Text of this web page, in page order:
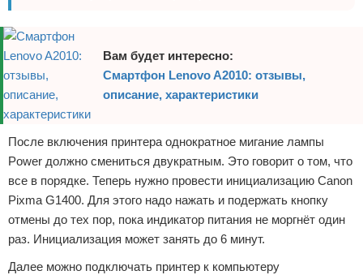
Вам будет интересно:
Смартфон Lenovo A2010: отзывы,
описание, характеристики
После включения принтера однократное мигание лампы
Power должно смениться двукратным. Это говорит о том, что
все в порядке. Теперь нужно провести инициализацию Canon
Pixma G1400. Для этого надо нажать и подержать кнопку
отмены до тех пор, пока индикатор питания не моргнёт один
раз. Инициализация может занять до 6 минут.
Далее можно подключать принтер к компьютеру